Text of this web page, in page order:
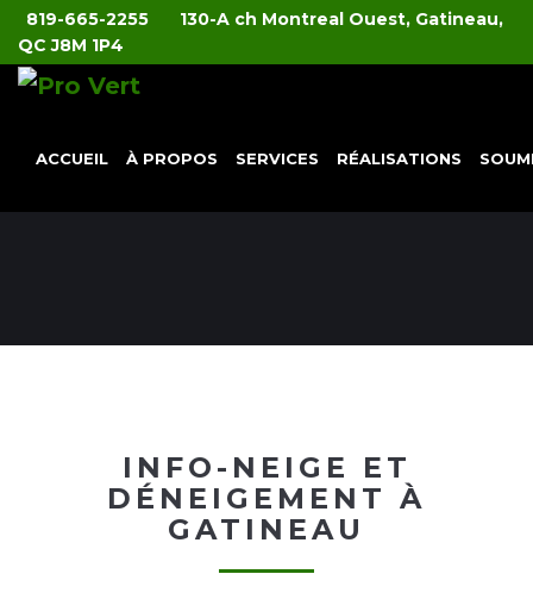
819-665-2255
130-A ch Montreal Ouest, Gatineau,
QC J8M 1P4
ACCUEIL À PROPOS SERVICES RÉALISATIONS
INFO-NEIGE ET
DÉNEIGEMENT À
GATINEAU